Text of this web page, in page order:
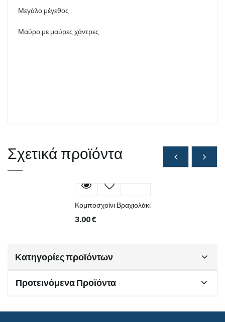
Μεγάλο μέγεθος
Μαύρο με μαύρες χάντρες
Σχετικά προϊόντα
Κομποσχοίνι Βραχιολάκι
3.00€
Κατηγορίες προϊόντων
Προτεινόμενα Προϊόντα